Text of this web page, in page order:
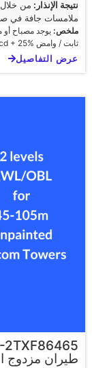
نتيجة الإنذار:
ملامسات جافة في
ملخص:
ثابت / وامض 2000cd + 25% في الليل [...]
عرض التفاصيل
طيران مزدوج